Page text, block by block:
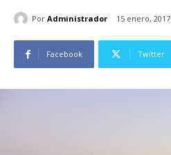
Por Administrador 15 enero, 2017
Facebook Twitter